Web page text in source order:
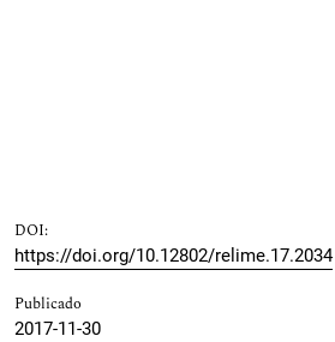
DOI:
https://doi.org/10.12802/relime.17.2034
Publicado
2017-11-30